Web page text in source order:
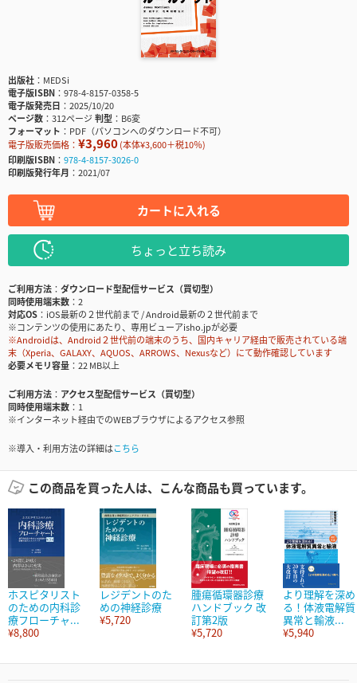
出版社
MEDSi
電子版ISBN
978-4-8157-0358-5
電子版発売日
2025/10/20
ページ数
312ページ判型
B6変
フォーマット
PDF（パソコンへのダウンロード不可）
電子版販売価格： ¥3,960(本体¥3,600＋税10％)
印刷版ISBN
978-4-8157-3026-0
印刷版発行年月
2021/07
カートに入れる
ちょっと立ち読み
ご利用方法
ダウンロード型配信サービス（買切型）
同時使用端末数
2
対応OS
iOS最新の２世代前まで / Android最新の２世代前まで
※コンテンツの使用にあたり、専用ビューアisho.jpが必要
※Androidは、Android２世代前の端末のうち、国内キャリア経由で販売されている端
末（Xperia、GALAXY、AQUOS、ARROWS、Nexusなど）にて動作確認しています
必要メモリ容量
22 MB以上
ご利用方法
アクセス型配信サービス（買切型）
同時使用端末数
1
※インターネット経由でのWEBブラウザによるアクセス参照
※導入・利用方法の詳細はこちら
この商品を買った人は、こんな商品も買っています。
ホスピタリスト
のための内科診
療フローチャ...
¥8,800
レジデントのた
めの神経診療
¥5,720
腫瘍循環器診療
ハンドブック 改
訂第2版
¥5,720
より理解を深め
る！体液電解質
異常と輸液...
¥5,940